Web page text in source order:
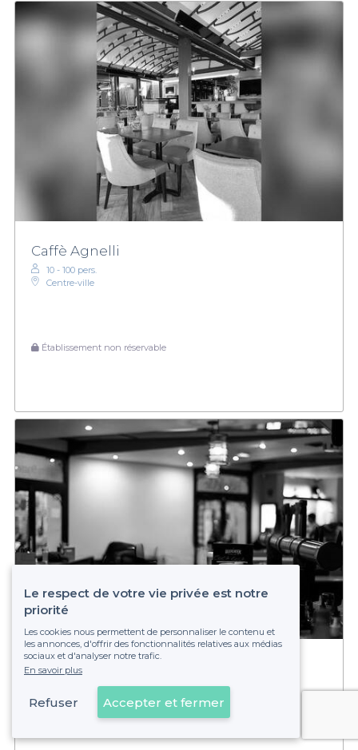
Caffè Agnelli
10 - 100 pers.
Centre-ville
Établissement non réservable
Les BockAle
Gambetta
Voir sur la carte
Le respect de votre vie privée est notre
priorité
Les cookies nous permettent de personnaliser le contenu et
les annonces, d'offrir des fonctionnalités relatives aux médias
sociaux et d'analyser notre trafic.
En savoir plus
Refuser Accepter et fermer